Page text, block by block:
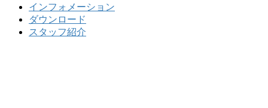
インフォメーション
ダウンロード
スタッフ紹介